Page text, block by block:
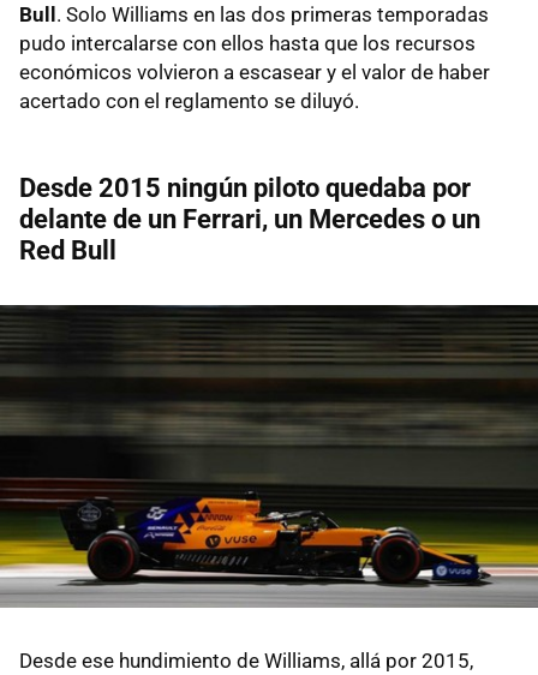
Bull. Solo Williams en las dos primeras temporadas
pudo intercalarse con ellos hasta que los recursos
económicos volvieron a escasear y el valor de haber
acertado con el reglamento se diluyó.
Desde 2015 ningún piloto quedaba por
delante de un Ferrari, un Mercedes o un
Red Bull
Desde ese hundimiento de Williams, allá por 2015,